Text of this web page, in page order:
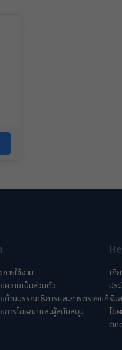
การใช้งาน
ความเป็นส่วนตัว
ด้านบรรณาธิการและการตรวจแก้
การโฆษณาและผู้สนับสนุน
เกี่
ปร
รับ
โฆ
ติด